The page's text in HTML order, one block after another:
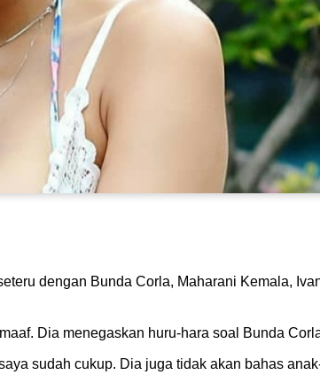
dengan Bunda Corla, Maharani Kemala,
Dia menegaskan huru-hara soal Bunda
sudah cukup. Dia juga tidak akan bahas